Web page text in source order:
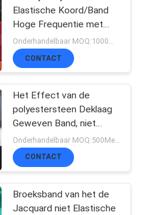
de
Elastische Koord/Band
Hoge Frequentie met
Aangepast Embleem
Onderhandelbaar MOQ:1000M, overeen te komen
CONTACT
Het Effect van de
polyestersteen Deklaag
Geweven Band, niet
Elastische Koord Zwarte
Kleur
CONTACT
Broeksband van het de
Jacquard niet Elastische